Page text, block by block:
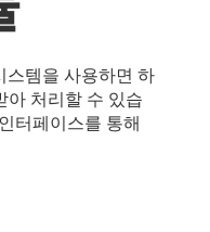
스템을 사용하면 하
아 처리할 수 있습
터페이스를 통해